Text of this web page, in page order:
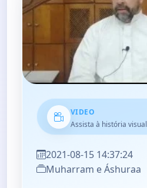
VIDEO
Assista à história visual
2021-08-15 14:37:24
Muharram e Áshuraa